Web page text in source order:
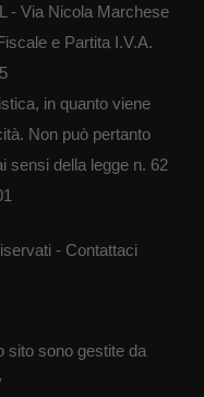
- Via Nicola Marchese
e Partita I.V.A.
in quanto viene
Non può pertanto
sensi della legge n. 62
- Contattaci
sito sono gestite da